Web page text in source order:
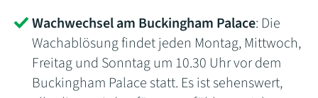
Wachwechsel am Buckingham Palace: Die
Wachablösung findet jeden Montag, Mittwoch,
Freitag und Sonntag um 10.30 Uhr vor dem
Buckingham Palace statt. Es ist sehenswert,